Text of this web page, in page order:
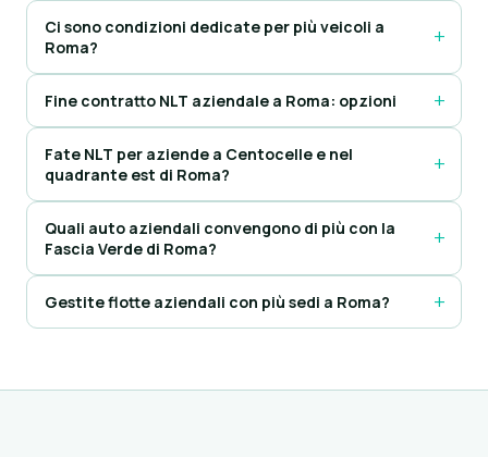
Ci sono condizioni dedicate per più veicoli a
Roma?
Fine contratto NLT aziendale a Roma: opzioni
Fate NLT per aziende a Centocelle e nel
quadrante est di Roma?
Quali auto aziendali convengono di più con la
Fascia Verde di Roma?
Gestite flotte aziendali con più sedi a Roma?